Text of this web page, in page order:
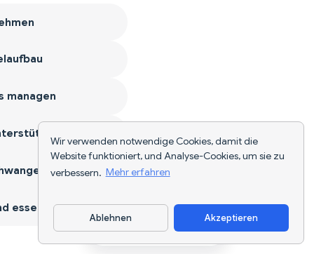
Wir verwenden notwendige Cookies, damit die
Website funktioniert, und Analyse-Cookies, um sie zu
verbessern. Mehr erfahren
Ablehnen Akzeptieren
App herunterladen
managen
essen